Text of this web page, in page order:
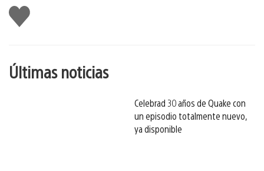
Me
gusta
esto
Últimas noticias
Celebrad 30 años de Quake con
un episodio totalmente nuevo,
ya disponible